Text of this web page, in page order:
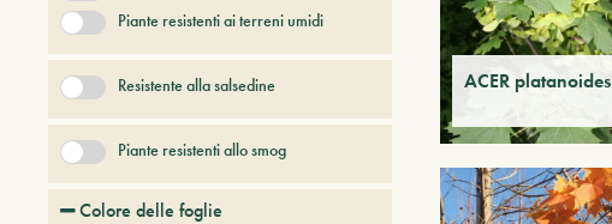
ACER platanoides
Piante resistenti ai terreni umidi
Resistente alla salsedine
Piante resistenti allo smog
Colore delle foglie